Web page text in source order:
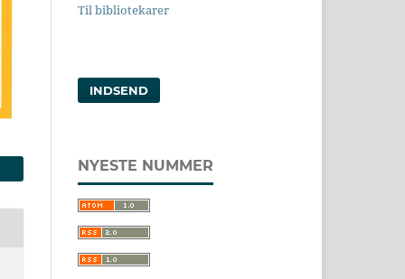
Til bibliotekarer
INDSEND
NYESTE NUMMER